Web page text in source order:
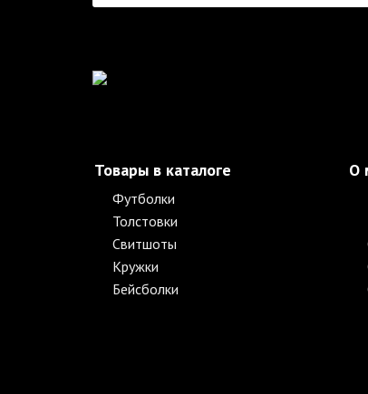
Товары в каталоге
Футболки
Толстовки
Свитшоты
Кружки
Бейсболки
О